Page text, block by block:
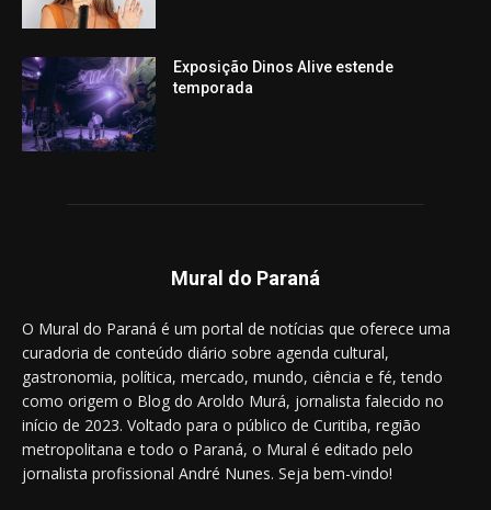
Exposição Dinos Alive estende
temporada
Mural do Paraná
O Mural do Paraná é um portal de notícias que oferece uma
curadoria de conteúdo diário sobre agenda cultural,
gastronomia, política, mercado, mundo, ciência e fé, tendo
como origem o Blog do Aroldo Murá, jornalista falecido no
início de 2023. Voltado para o público de Curitiba, região
metropolitana e todo o Paraná, o Mural é editado pelo
jornalista profissional André Nunes. Seja bem-vindo!